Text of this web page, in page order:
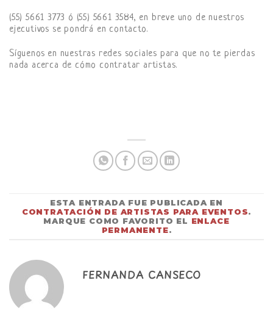
(55) 5661 3773 ó (55) 5661 3584, en breve uno de nuestros
ejecutivos se pondrá en contacto.
Síguenos en nuestras redes sociales para que no te pierdas
nada acerca de cómo contratar artistas.
ESTA ENTRADA FUE PUBLICADA EN
CONTRATACIÓN DE ARTISTAS PARA EVENTOS.
MARQUE COMO FAVORITO EL ENLACE
PERMANENTE.
FERNANDA CANSECO